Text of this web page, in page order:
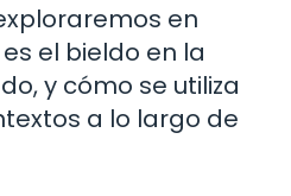
en
el bieldo en la
y cómo se utiliza
a lo largo de